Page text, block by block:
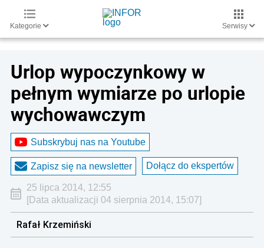
Kategorie Serwisy
Urlop wypoczynkowy w
pełnym wymiarze po urlopie
wychowawczym
Subskrybuj nas na Youtube
Zapisz się na newsletter Dołącz do ekspertów
25 lipca 2014, 12:55
[Data aktualizacji 04 sierpnia 2014, 15:07]
Rafał Krzemiński